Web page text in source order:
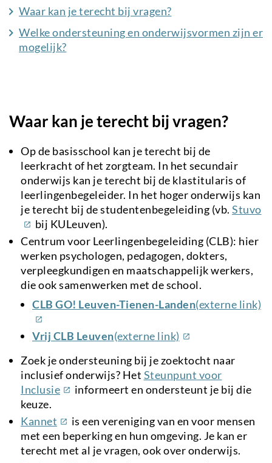
Waar kan je terecht bij vragen?
Welke ondersteuning en onderwijsvormen zijn er
mogelijk?
Waar kan je terecht bij vragen?
Op de basisschool kan je terecht bij de
leerkracht of het zorgteam. In het secundair
onderwijs kan je terecht bij de klastitularis of
leerlingenbegeleider. In het hoger onderwijs kan
je terecht bij de studentenbegeleiding (vb. Stuvo
bij KULeuven).
Centrum voor Leerlingenbegeleiding (CLB): hier
werken psychologen, pedagogen, dokters,
verpleegkundigen en maatschappelijk werkers,
die ook samenwerken met de school.
CLB GO! Leuven-Tienen-Landen(externe link)
Vrij CLB Leuven(externe link) (externe
Zoek je ondersteuning bij je zoektocht naar
inclusief onderwijs? Het Steunpunt voor
Inclusie(externe
informeert en ondersteunt je bij die
keuze.
Kannet (externe
link)
is een vereniging van en voor mensen
met een beperking en hun omgeving. Je kan er
terecht met al je vragen, ook over onderwijs.